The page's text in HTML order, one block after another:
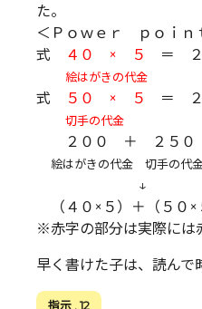
た。
＜Ｐｏｗｅｒ ｐｏｉｎ
式
４０ × ５ ＝
絵はがきの代金
式 ５０ × ５ ＝
切手の代金
２００ ＋ ２５０
絵はがきの代金 切手の
↓
（４０×５）＋（５０×
※赤字の部分は実際には
早く書けた子は、読んで
指示 . 12